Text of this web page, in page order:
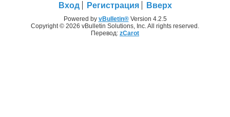
Вход Регистрация Вверх
Powered by vBulletin®Version 4.2.5
Copyright © 2026 vBulletin Solutions, Inc. All rights reserved.
Перевод: zCarot